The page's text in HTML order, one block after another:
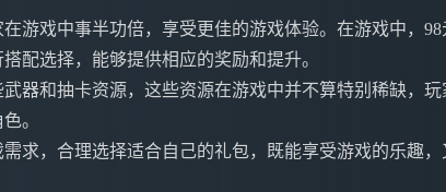
游戏中事半功倍，享受更佳的游戏体验。在游戏中，98
配选择，能够提供相应的奖励和提升。
器和抽卡资源，这些资源在游戏中并不算特别稀缺，玩
。
求，合理选择适合自己的礼包，既能享受游戏的乐趣，